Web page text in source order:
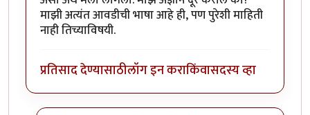
माझी अत्यंत आवडीची भाषा आहे ही, पण पुरेशी माहिती
नाही तिच्याविषयी.
प्रतिसाद देण्यासाठीलॉग इन कराकिंवासदस्य व्हा